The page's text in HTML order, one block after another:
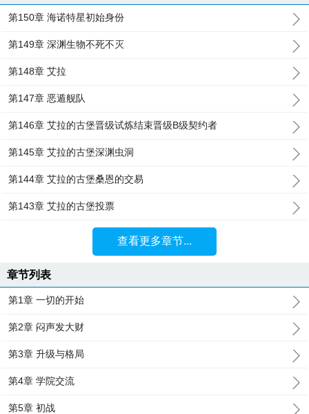
第150章 海诺特星初始身份
第149章 深渊生物不死不灭
第148章 艾拉
第147章 恶遁舰队
第146章 艾拉的古堡晋级试炼结束晋级B级契约者
第145章 艾拉的古堡深渊虫洞
第144章 艾拉的古堡桑恩的交易
第143章 艾拉的古堡投票
查看更多章节...
章节列表
第1章 一切的开始
第2章 闷声发大财
第3章 升级与格局
第4章 学院交流
第5章 初战